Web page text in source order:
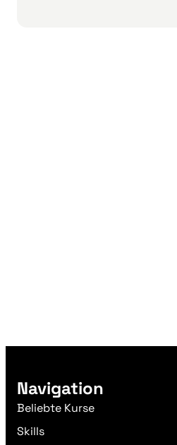
Navigation
Beliebte Kurse
Skills